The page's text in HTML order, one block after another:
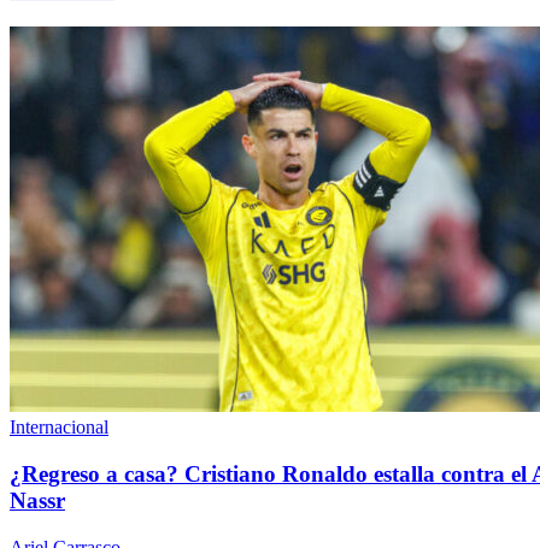
Internacional
¿Regreso a casa? Cristiano Ronaldo estalla contra el
Nassr